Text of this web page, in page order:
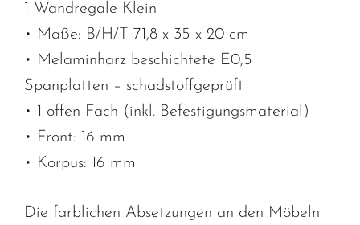
1 Wandregale Klein
• Maße: B/H/T 71,8 x 35 x 20 cm
• Melaminharz beschichtete E0,5
Spanplatten – schadstoffgeprüft
• 1 offen Fach (inkl. Befestigungsmaterial)
• Front: 16 mm
• Korpus: 16 mm
Die farblichen Absetzungen an den Möbeln